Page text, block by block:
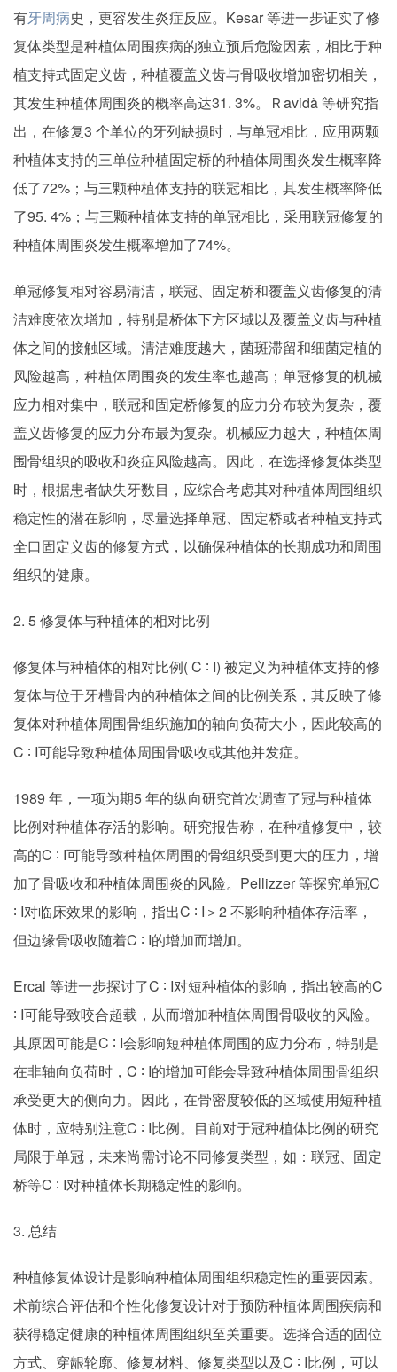
有牙周病史，更容发生炎症反应。Kesar 等进一步证实了修
复体类型是种植体周围疾病的独立预后危险因素，相比于种
植支持式固定义齿，种植覆盖义齿与骨吸收增加密切相关，
其发生种植体周围炎的概率高达31. 3%。Ｒavidà 等研究指
出，在修复3 个单位的牙列缺损时，与单冠相比，应用两颗
种植体支持的三单位种植固定桥的种植体周围炎发生概率降
低了72%；与三颗种植体支持的联冠相比，其发生概率降低
了95. 4%；与三颗种植体支持的单冠相比，采用联冠修复的
种植体周围炎发生概率增加了74%。
单冠修复相对容易清洁，联冠、固定桥和覆盖义齿修复的清
洁难度依次增加，特别是桥体下方区域以及覆盖义齿与种植
体之间的接触区域。清洁难度越大，菌斑滞留和细菌定植的
风险越高，种植体周围炎的发生率也越高；单冠修复的机械
应力相对集中，联冠和固定桥修复的应力分布较为复杂，覆
盖义齿修复的应力分布最为复杂。机械应力越大，种植体周
围骨组织的吸收和炎症风险越高。因此，在选择修复体类型
时，根据患者缺失牙数目，应综合考虑其对种植体周围组织
稳定性的潜在影响，尽量选择单冠、固定桥或者种植支持式
全口固定义齿的修复方式，以确保种植体的长期成功和周围
组织的健康。
2. 5 修复体与种植体的相对比例
修复体与种植体的相对比例( C ∶ I) 被定义为种植体支持的修
复体与位于牙槽骨内的种植体之间的比例关系，其反映了修
复体对种植体周围骨组织施加的轴向负荷大小，因此较高的
C ∶ I可能导致种植体周围骨吸收或其他并发症。
1989 年，一项为期5 年的纵向研究首次调查了冠与种植体
比例对种植体存活的影响。研究报告称，在种植修复中，较
高的C ∶ I可能导致种植体周围的骨组织受到更大的压力，增
加了骨吸收和种植体周围炎的风险。Pellizzer 等探究单冠C
∶ I对临床效果的影响，指出C ∶ I＞2 不影响种植体存活率，
但边缘骨吸收随着C ∶ I的增加而增加。
Ercal 等进一步探讨了C ∶ I对短种植体的影响，指出较高的C
∶ I可能导致咬合超载，从而增加种植体周围骨吸收的风险。
其原因可能是C ∶ I会影响短种植体周围的应力分布，特别是
在非轴向负荷时，C ∶ I的增加可能会导致种植体周围骨组织
承受更大的侧向力。因此，在骨密度较低的区域使用短种植
体时，应特别注意C ∶ I比例。目前对于冠种植体比例的研究
局限于单冠，未来尚需讨论不同修复类型，如：联冠、固定
桥等C ∶ I对种植体长期稳定性的影响。
3. 总结
种植修复体设计是影响种植体周围组织稳定性的重要因素。
术前综合评估和个性化修复设计对于预防种植体周围疾病和
获得稳定健康的种植体周围组织至关重要。选择合适的固位
方式、穿龈轮廓、修复材料、修复类型以及C ∶ I比例，可以